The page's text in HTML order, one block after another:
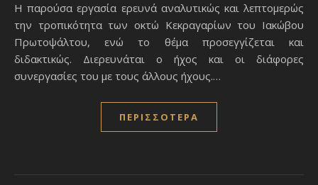
Η παρούσα εργασία ερευνά αναλυτικώς και λεπτομερώς
την τροπικότητα των οκτώ Κεκραγαρίων του Ιακώβου
Πρωτοψάλτου, ενώ το θέμα προσεγγίζεται και
διδακτικώς. Διερευνάται ο ήχος και οι διάφορες
συνεργασίες του με τους άλλους ήχους.…
ΠΕΡΙΣΣΌΤΕΡΑ